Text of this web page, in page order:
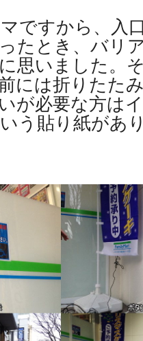
ですから、入
たとき、バリ
思いました。
には折りたた
が必要な方は
う貼り紙があ